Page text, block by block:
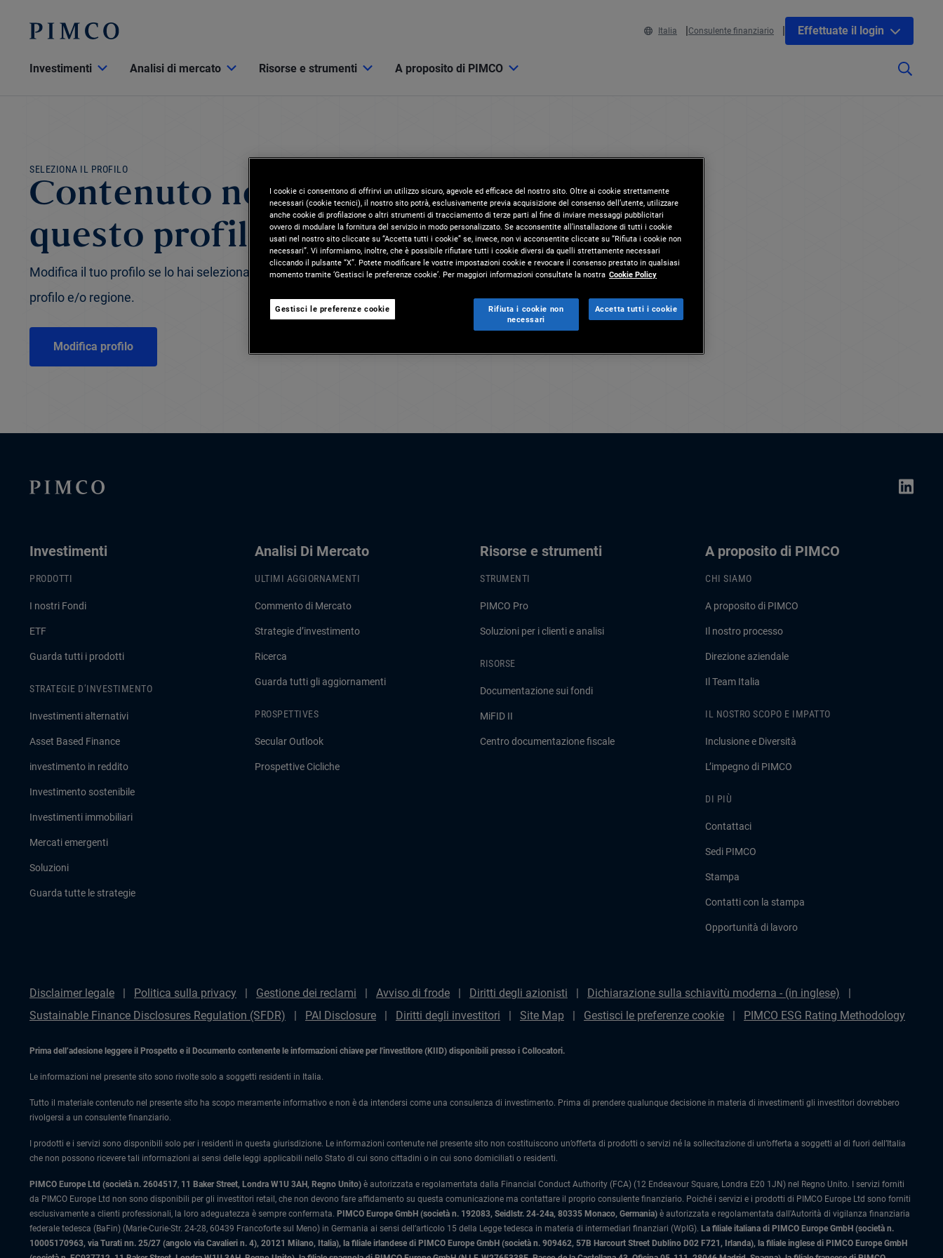
Italia Consulente finanziario Effettuate il login
Investimenti Analisi di mercato Risorse e strumenti A proposito di PIMCO
SELEZIONA IL PROFILO
Contenuto non disponibile per
questo profilo
Modifica il tuo profilo se lo hai selezionato per errore. Questo contenuto non è disponibile per questo
profilo e/o regione.
Modifica profilo
Investimenti
PRODOTTI
I nostri Fondi
ETF
Guarda tutti i prodotti
STRATEGIE D’INVESTIMENTO
Investimenti alternativi
Asset Based Finance
investimento in reddito
Investimento sostenibile
Investimenti immobiliari
Mercati emergenti
Soluzioni
Guarda tutte le strategie
Analisi Di Mercato
ULTIMI AGGIORNAMENTI
Commento di Mercato
Strategie d’investimento
Ricerca
Guarda tutti gli aggiornamenti
PROSPETTIVES
Secular Outlook
Prospettive Cicliche
Risorse e strumenti
STRUMENTI
PIMCO Pro
Soluzioni per i clienti e analisi
RISORSE
Documentazione sui fondi
MiFID II
Centro documentazione fiscale
A proposito di PIMCO
CHI SIAMO
A proposito di PIMCO
Il nostro processo
Direzione aziendale
Il Team Italia
IL NOSTRO SCOPO E IMPATTO
Inclusione e Diversità
L’impegno di PIMCO
DI PIÙ
Contattaci
Sedi PIMCO
Stampa
Contatti con la stampa
Opportunità di lavoro
Disclaimer legale Politica sulla privacy Gestione dei reclami Avviso di frode Diritti degli azionisti
Dichiarazione sulla schiavitù moderna - (in inglese)
Sustainable Finance Disclosures Regulation (SFDR)
PAI Disclosure Diritti degli investitori Site Map Gestisci le preferenze cookie PIMCO ESG Rating Methodology
Prima dell’adesione leggere il Prospetto e il Documento contenente le informazioni chiave per l'investitore (KIID) disponibili presso i Collocatori.
Le informazioni nel presente sito sono rivolte solo a soggetti residenti in Italia.
Tutto il materiale contenuto nel presente sito ha scopo meramente informativo e non è da intendersi come una consulenza di investimento. Prima di prendere qualunque decisione in materia di investimenti gli investitori dovrebbero
rivolgersi a un consulente finanziario.
I prodotti e i servizi sono disponibili solo per i residenti in questa giurisdizione. Le informazioni contenute nel presente sito non costituiscono un’offerta di prodotti o servizi né la sollecitazione di un’offerta a soggetti al di fuori dell’Italia
che non possono ricevere tali informazioni ai sensi delle leggi applicabili nello Stato di cui sono cittadini o in cui sono domiciliati o residenti.
PIMCO Europe Ltd (società n. 2604517, 11 Baker Street, Londra W1U 3AH, Regno Unito) è autorizzata e regolamentata dalla Financial Conduct Authority (FCA) (12 Endeavour Square, Londra E20 1JN) nel Regno Unito. I servizi forniti
da PIMCO Europe Ltd non sono disponibili per gli investitori retail, che non devono fare affidamento su questa comunicazione ma contattare il proprio consulente finanziario. Poiché i servizi e i prodotti di PIMCO Europe Ltd sono forniti
esclusivamente a clienti professionali, la loro adeguatezza è sempre confermata. PIMCO Europe GmbH (società n. 192083, Seidlstr. 24-24a, 80335 Monaco, Germania) è autorizzata e regolamentata dall'Autorità di vigilanza finanziaria
federale tedesca (BaFin) (Marie-Curie-Str. 24-28, 60439 Francoforte sul Meno) in Germania ai sensi dell’articolo 15 della Legge tedesca in materia di intermediari finanziari (WpIG). La filiale italiana di PIMCO Europe GmbH (società n.
10005170963, via Turati nn. 25/27 (angolo via Cavalieri n. 4), 20121 Milano, Italia), la filiale irlandese di PIMCO Europe GmbH (società n. 909462, 57B Harcourt Street Dublino D02 F721, Irlanda), la filiale inglese di PIMCO Europe GmbH
I cookie ci consentono di offrirvi un utilizzo sicuro, agevole ed efficace del nostro sito. Oltre ai cookie strettamente
necessari (cookie tecnici), il nostro sito potrà, esclusivamente previa acquisizione del consenso dell’utente, utilizzare
anche cookie di profilazione o altri strumenti di tracciamento di terze parti al fine di inviare messaggi pubblicitari
ovvero di modulare la fornitura del servizio in modo personalizzato. Se acconsentite all’installazione di tutti i cookie
usati nel nostro sito cliccate su “Accetta tutti i cookie” se, invece, non vi acconsentite cliccate su “Rifiuta i cookie non
necessari”. Vi informiamo, inoltre, che è possibile rifiutare tutti i cookie diversi da quelli strettamente necessari
cliccando il pulsante “X”. Potete modificare le vostre impostazioni cookie e revocare il consenso prestato in qualsiasi
momento tramite ‘Gestisci le preferenze cookie’. Per maggiori informazioni consultate la nostra Cookie Policy
Gestisci le preferenze cookie
Rifiuta i cookie non
necessari
Accetta tutti i cookie